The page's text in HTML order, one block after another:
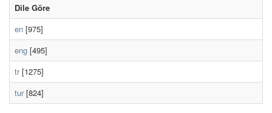
Dile Göre
en [975]
eng [495]
tr[1275]
tur[824]